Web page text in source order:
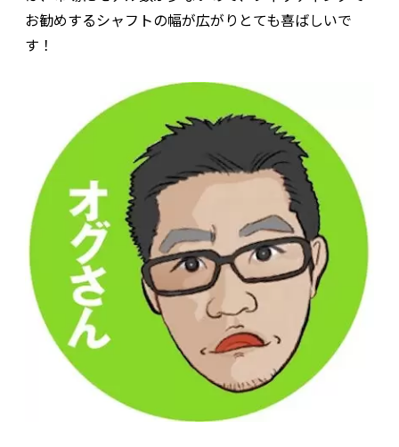
お勧めするシャフトの幅が広がりとても喜ばしいで
す！